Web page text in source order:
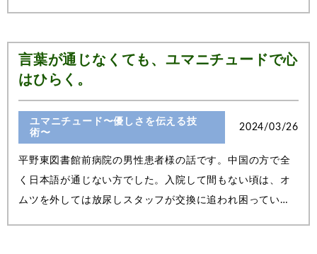
言葉が通じなくても、ユマニチュードで心
はひらく。
ユマニチュード〜優しさを伝える技
術〜
2024/03/26
平野東図書館前病院の男性患者様の話です。中国の方で全
く日本語が通じない方でした。入院して間もない頃は、オ
ムツを外しては放尿しスタッフが交換に追われ困っていま